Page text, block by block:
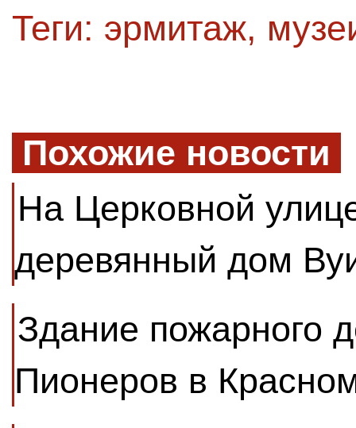
Теги: эрмитаж,
Похожие новости
На Церковной
деревянный дом
Здание пожарного
Пионеров в